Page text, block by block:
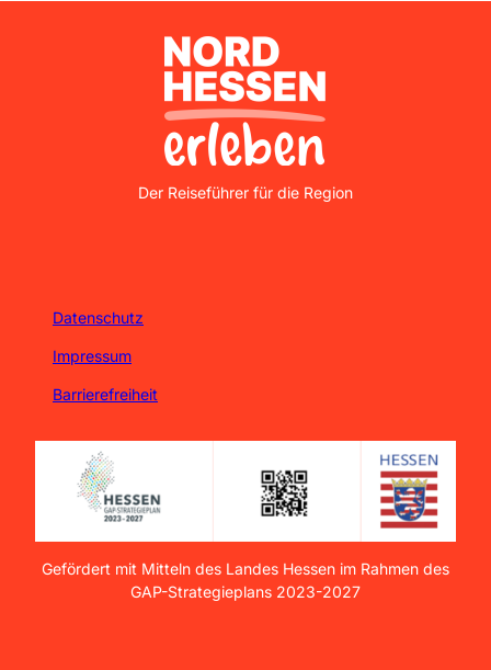
Nordhessen Erleben
Der Reiseführer für die Region
Datenschutz
Impressum
Barrierefreiheit
Gefördert mit Mitteln des Landes Hessen im Rahmen des
GAP-Strategieplans 2023-2027